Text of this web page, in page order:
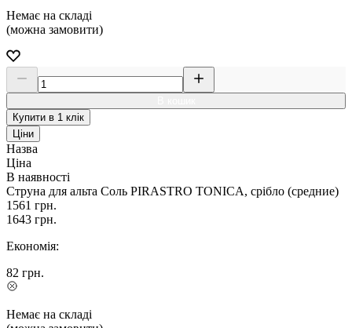
Немає на складі
(можна замовити)
Купити в 1 клік
Ціни
Назва
Ціна
В наявності
Струна для альта Соль PIRASTRO TONICA, срібло (средние)
1561 грн.
1643 грн.
Економія:
82 грн.
Немає на складі